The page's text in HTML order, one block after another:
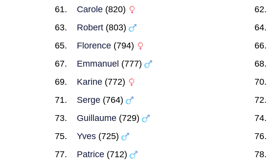
Carole (820)
Robert (803)
Florence (794)
Emmanuel (777)
Karine (772)
Serge (764)
Guillaume (729)
Yves (725)
Patrice (712)